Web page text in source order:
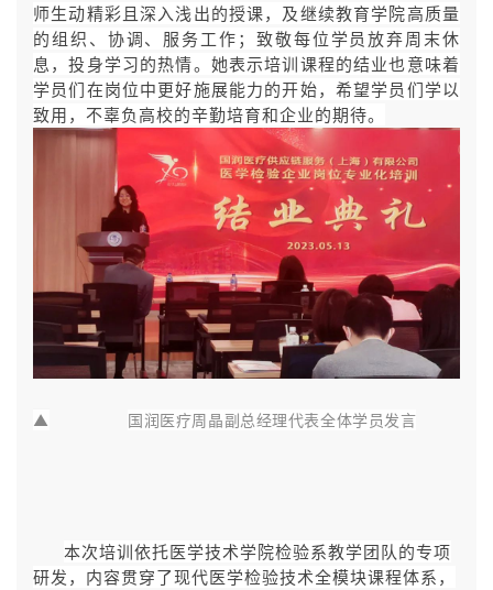
师生动精彩且深入浅出的授课，及继续教育学院高质量
的组织、协调、服务工作；致敬每位学员放弃周末休
息，投身学习的热情。她表示培训课程的结业也意味着
学员们在岗位中更好施展能力的开始，希望学员们学以
致用，不辜负高校的辛勤培育和企业的期待。
▲ 国润医疗周晶副总经理代表全体学员发言
本次培训依托医学技术学院检验系教学团队的专项
研发，内容贯穿了现代医学检验技术全模块课程体系，